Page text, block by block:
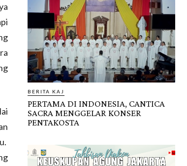
BERITA KAJ
PERTAMA DI INDONESIA, CANTICA
SACRA MENGGELAR KONSER
PENTAKOSTA